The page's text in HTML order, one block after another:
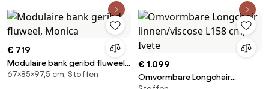
€ 719
Modulaire bank geribd fluweel,
Monica
67×85×97,5 cm, Stoffen
€ 1.099
Omvormbare Longchair